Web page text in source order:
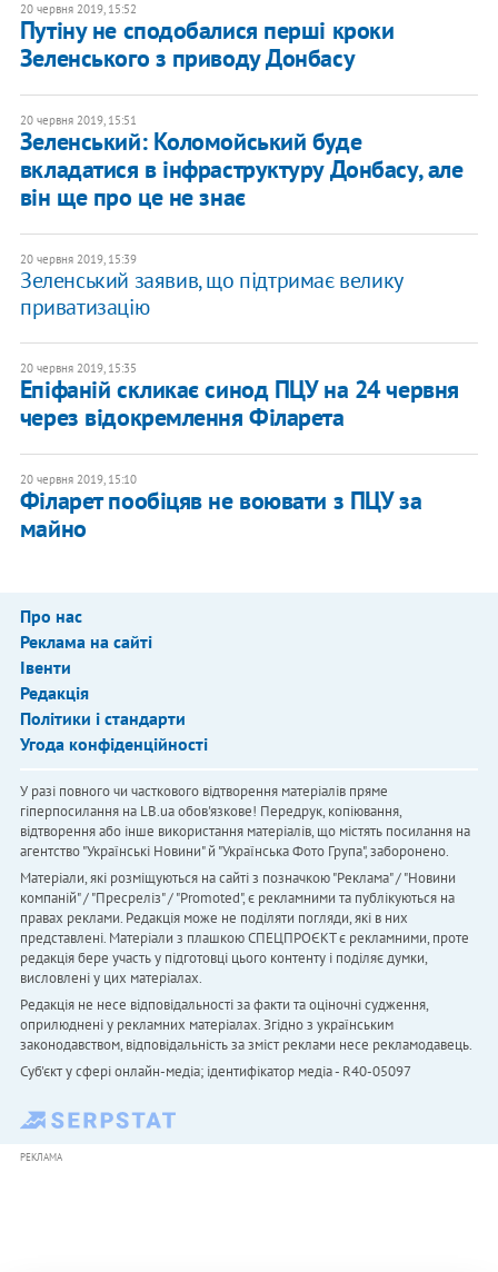
20 червня 2019, 15:52
Путіну не сподобалися перші кроки
Зеленського з приводу Донбасу
20 червня 2019, 15:51
Зеленський: Коломойський буде
вкладатися в інфраструктуру Донбасу, але
він ще про це не знає
20 червня 2019, 15:39
Зеленський заявив, що підтримає велику
приватизацію
20 червня 2019, 15:35
Епіфаній скликає синод ПЦУ на 24 червня
через відокремлення Філарета
20 червня 2019, 15:10
Філарет пообіцяв не воювати з ПЦУ за
майно
Про нас
Реклама на сайті
Івенти
Редакція
Політики і стандарти
Угода конфіденційності
У разі повного чи часткового відтворення матеріалів пряме
гіперпосилання на LB.ua обов'язкове! Передрук, копіювання,
відтворення або інше використання матеріалів, що містять посилання на
агентство "Українськi Новини" й "Українська Фото Група", заборонено.
Матеріали, які розміщуються на сайті з позначкою "Реклама" / "Новини
компаній" / "Пресреліз" / "Promoted", є рекламними та публікуються на
правах реклами. Редакція може не поділяти погляди, які в них
представлені. Матеріали з плашкою СПЕЦПРОЄКТ є рекламними, проте
редакція бере участь у підготовці цього контенту і поділяє думки,
висловлені у цих матеріалах.
Редакція не несе відповідальності за факти та оціночні судження,
оприлюднені у рекламних матеріалах. Згідно з українським
законодавством, відповідальність за зміст реклами несе рекламодавець.
Cуб'єкт у сфері онлайн-медіа; ідентифікатор медіа - R40-05097
РЕКЛАМА